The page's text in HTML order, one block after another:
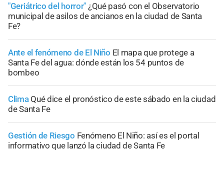
"Geriátrico del horror" ¿Qué pasó con el Observatorio
municipal de asilos de ancianos en la ciudad de Santa
Fe?
Ante el fenómeno de El Niño El mapa que protege a
Santa Fe del agua: dónde están los 54 puntos de
bombeo
Clima Qué dice el pronóstico de este sábado en la ciudad
de Santa Fe
Gestión de Riesgo Fenómeno El Niño: así es el portal
informativo que lanzó la ciudad de Santa Fe